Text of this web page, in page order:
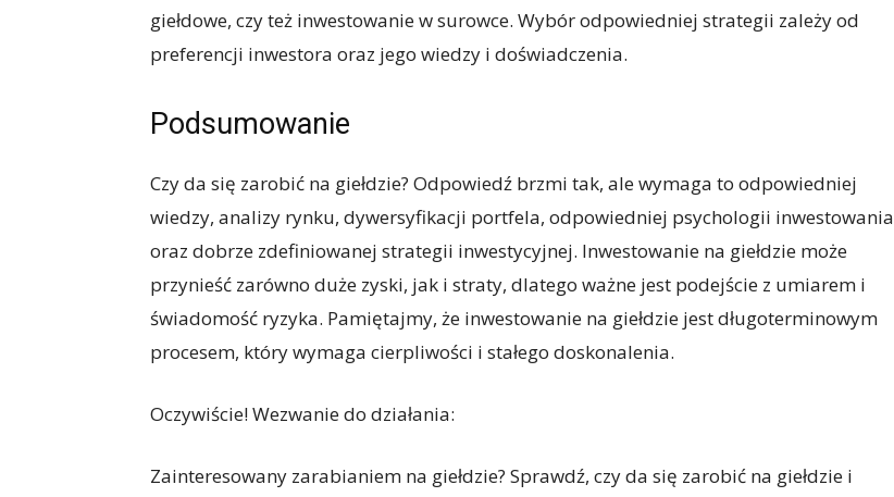
giełdowe, czy też inwestowanie w surowce. Wybór odpowiedniej strategii zależy od
preferencji inwestora oraz jego wiedzy i doświadczenia.
Podsumowanie
Czy da się zarobić na giełdzie? Odpowiedź brzmi tak, ale wymaga to odpowiedniej
wiedzy, analizy rynku, dywersyfikacji portfela, odpowiedniej psychologii inwestowania
oraz dobrze zdefiniowanej strategii inwestycyjnej. Inwestowanie na giełdzie może
przynieść zarówno duże zyski, jak i straty, dlatego ważne jest podejście z umiarem i
świadomość ryzyka. Pamiętajmy, że inwestowanie na giełdzie jest długoterminowym
procesem, który wymaga cierpliwości i stałego doskonalenia.
Oczywiście! Wezwanie do działania:
Zainteresowany zarabianiem na giełdzie? Sprawdź, czy da się zarobić na giełdzie i